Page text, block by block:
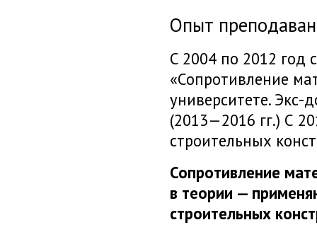
Опыт
C 2004 по 2012 год
«Сопротивление
университете. Экс-
(2013—2016 гг.) С
строительных
Сопротивление
в теории —
строительных